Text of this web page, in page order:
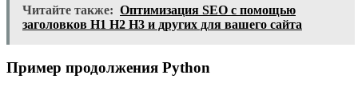
Читайте также: Оптимизация SEO с помощью
заголовков H1 H2 H3 и других для вашего сайта
Пример продолжения Python